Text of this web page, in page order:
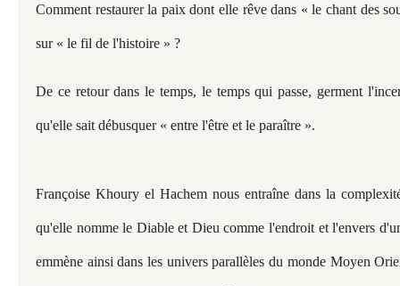
Comment restaurer la paix dont elle rêve dans « le chant des
sur « le fil de l'histoire » ?
De ce retour dans le temps, le temps qui passe, germent
qu'elle sait débusquer « entre l'être et le paraître ».
Françoise Khoury el Hachem nous entraîne dans la
qu'elle nomme le Diable et Dieu comme l'endroit et l'envers
emmène ainsi dans les univers parallèles du monde Moyen